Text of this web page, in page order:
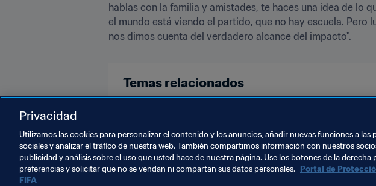
hablas con la familia y amistades, te haces una idea de lo
el mundo está viendo el partido, que no hay escuela.
nos dimos cuenta del verdadero alcance del impacto".
Temas relacionados
Privacidad
Utilizamos las cookies para personalizar el contenido y los anuncios, añadir nuevas funciones a las
sociales y analizar el tráfico de nuestra web. También compartimos información con nuestros
publicidad y análisis sobre el uso que usted hace de nuestra página. Use los botones de la derecha
preferencias y solicitar que no se vendan ni compartan sus datos personales. Portal de
FIFA